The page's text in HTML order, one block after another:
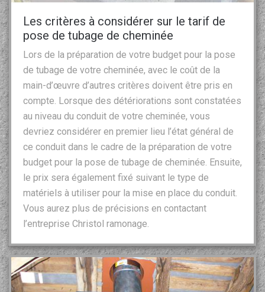
Les critères à considérer sur le tarif de
pose de tubage de cheminée
Lors de la préparation de votre budget pour la pose
de tubage de votre cheminée, avec le coût de la
main-d’œuvre d’autres critères doivent être pris en
compte. Lorsque des détériorations sont constatées
au niveau du conduit de votre cheminée, vous
devriez considérer en premier lieu l’état général de
ce conduit dans le cadre de la préparation de votre
budget pour la pose de tubage de cheminée. Ensuite,
le prix sera également fixé suivant le type de
matériels à utiliser pour la mise en place du conduit.
Vous aurez plus de précisions en contactant
l’entreprise Christol ramonage.